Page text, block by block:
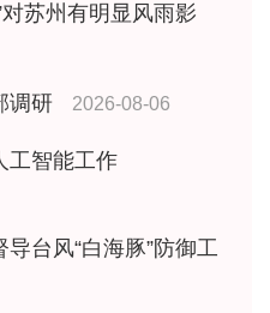
苏州有明显风雨影
调研 2026-08-06
工智能工作
台风“白海豚”防御工